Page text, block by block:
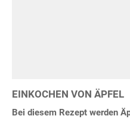
EINKOCHEN VON ÄPFEL
Bei diesem Rezept werden